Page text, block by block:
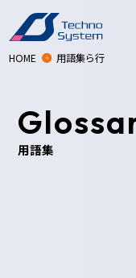
HOME 用語集ら行
用語集